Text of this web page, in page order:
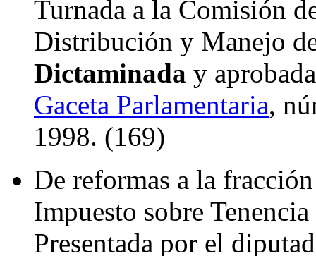
Turnada a la Comisión
Distribución y Manejo
Dictaminada y
Gaceta Parlamentaria,
1998. (169)
De reformas a la
Impuesto sobre
Presentada por el